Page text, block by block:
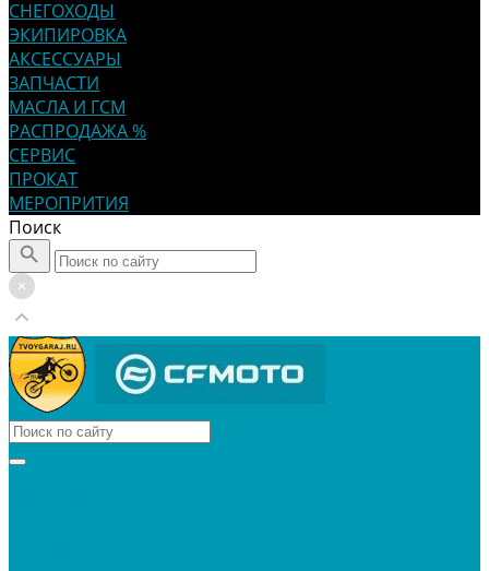
СНЕГОХОДЫ
ЭКИПИРОВКА
АКСЕССУАРЫ
ЗАПЧАСТИ
МАСЛА И ГСМ
РАСПРОДАЖА %
СЕРВИС
ПРОКАТ
МЕРОПРИТИЯ
Поиск